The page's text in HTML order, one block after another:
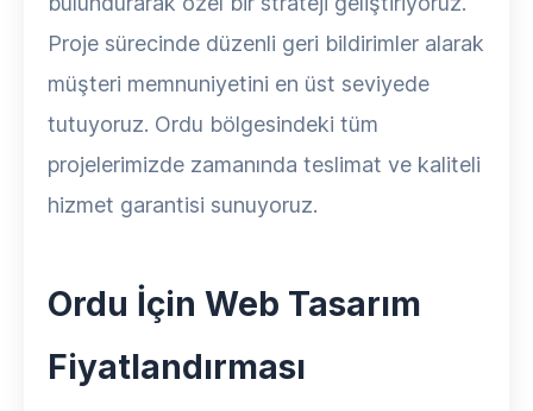
Proje sürecinde düzenli geri bildirimler alarak
müşteri memnuniyetini en üst seviyede
tutuyoruz. Ordu bölgesindeki tüm
projelerimizde zamanında teslimat ve kaliteli
hizmet garantisi sunuyoruz.
Ordu İçin Web Tasarım
Fiyatlandırması